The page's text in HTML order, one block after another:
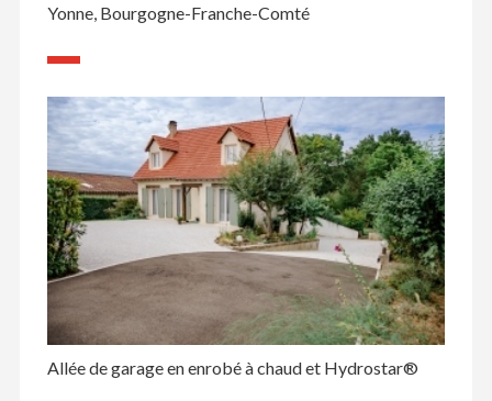
Yonne, Bourgogne-Franche-Comté
Allée de garage en enrobé à chaud et Hydrostar®